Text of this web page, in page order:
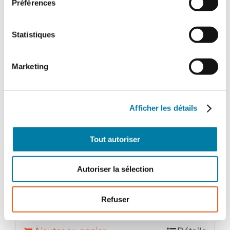
Préférences
Statistiques
Marketing
Afficher les détails
Tout autoriser
Autoriser la sélection
Refuser
Face au Risque
Magazine papier n° 581 – Avril
2022
TTC
quantité
de